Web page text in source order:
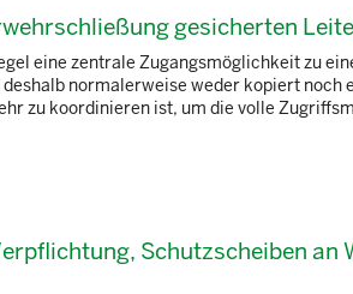
gesicherten
eine zentrale Zugangsmöglichkeit zu
normalerweise weder kopiert noch
zu koordinieren ist, um die volle
Schutzscheiben